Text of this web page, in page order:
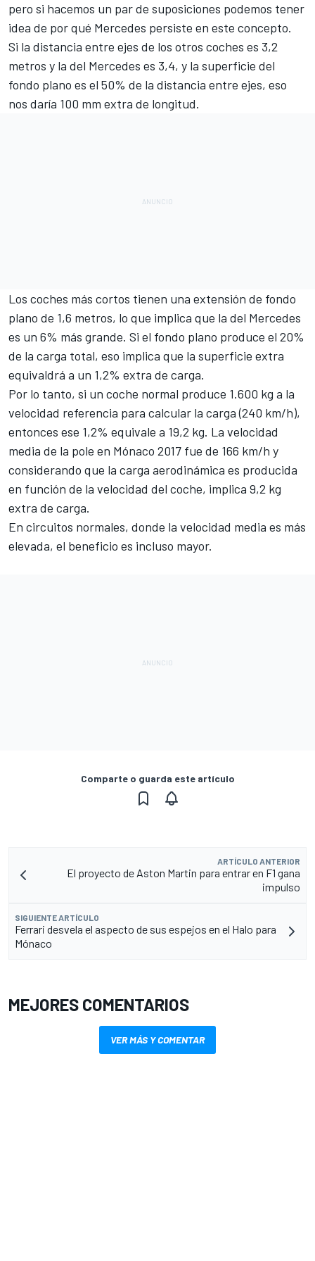
pero si hacemos un par de suposiciones podemos tener
idea de por qué Mercedes persiste en este concepto.
Si la distancia entre ejes de los otros coches es 3,2
metros y la del Mercedes es 3,4, y la superficie del
fondo plano es el 50% de la distancia entre ejes, eso
nos daría 100 mm extra de longitud.
Los coches más cortos tienen una extensión de fondo
plano de 1,6 metros, lo que implica que la del Mercedes
es un 6% más grande. Si el fondo plano produce el 20%
de la carga total, eso implica que la superficie extra
equivaldrá a un 1,2% extra de carga.
Por lo tanto, si un coche normal produce 1.600 kg a la
velocidad referencia para calcular la carga (240 km/h),
entonces ese 1,2% equivale a 19,2 kg. La velocidad
media de la pole en Mónaco 2017 fue de 166 km/h y
considerando que la carga aerodinámica es producida
en función de la velocidad del coche, implica 9,2 kg
extra de carga.
En circuitos normales, donde la velocidad media es más
elevada, el beneficio es incluso mayor.
Comparte o guarda este artículo
ARTÍCULO ANTERIOR
El proyecto de Aston Martin para entrar en F1 gana
impulso
SIGUIENTE ARTÍCULO
Ferrari desvela el aspecto de sus espejos en el Halo para
Mónaco
MEJORES COMENTARIOS
VER MÁS Y COMENTAR